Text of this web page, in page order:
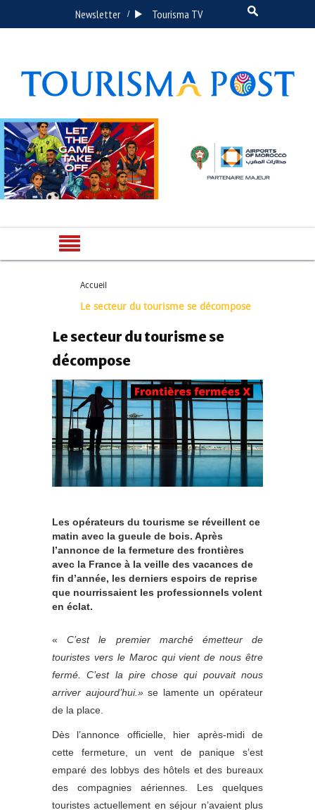
Newsletter / Tourisma TV
Accueil
Le secteur du tourisme se décompose
Le secteur du tourisme se
décompose
Les opérateurs du tourisme se réveillent ce
matin avec la gueule de bois. Après
l’annonce de la fermeture des frontières
avec la France à la veille des vacances de
fin d’année, les derniers espoirs de reprise
que nourrissaient les professionnels volent
en éclat.
«C’est le premier marché émetteur de
touristes vers le Maroc qui vient de nous être
fermé. C’est la pire chose qui pouvait nous
arriver aujourd’hui.»se lamente un opérateur
de la place.
Dès l’annonce officielle, hier après-midi de
cette fermeture, un vent de panique s’est
emparé des lobbys des hôtels et des bureaux
des compagnies aériennes. Les quelques
touristes actuellement en séjour n’avaient plus